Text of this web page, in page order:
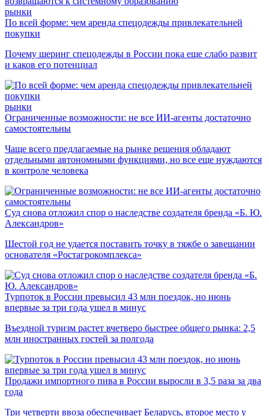
рынки
По всей форме: чем аренда спецодежды привлекательней
покупки
Почему шеринг спецодежды в России пока еще слабо развит
и каков его потенциал
рынки
Ограниченные возможности: не все ИИ-агенты достаточно
самостоятельны
Чаще всего предлагаемые на рынке решения обладают
отдельными автономными функциями, но все еще нуждаются
в контроле человека
Суд снова отложил спор о наследстве создателя бренда «Б. Ю.
Александров»
Шестой год не удается поставить точку в тяжбе о завещании
основателя «Ростагрокомплекса»
Турпоток в России превысил 43 млн поездок, но июнь
впервые за три года ушел в минус
Въездной туризм растет вчетверо быстрее общего рынка: 2,5
млн иностранных гостей за полгода
Продажи импортного пива в России выросли в 3,5 раза за два
года
Три четверти ввоза обеспечивает Беларусь, второе место у